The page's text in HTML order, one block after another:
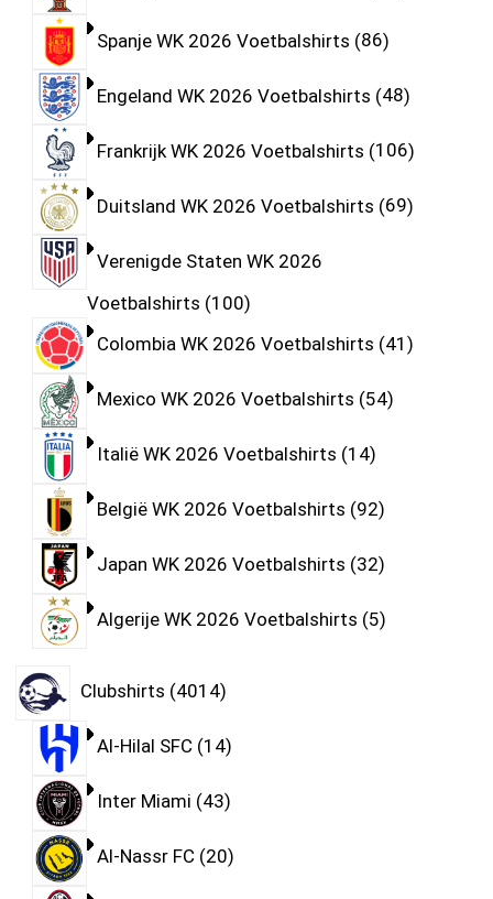
Spanje WK 2026 Voetbalshirts 86
Engeland WK 2026 Voetbalshirts 48
Frankrijk WK 2026 Voetbalshirts 106
Duitsland WK 2026 Voetbalshirts 69
Verenigde Staten WK 2026
Voetbalshirts 100
Colombia WK 2026 Voetbalshirts 41
Mexico WK 2026 Voetbalshirts 54
Italië WK 2026 Voetbalshirts 14
België WK 2026 Voetbalshirts 92
Japan WK 2026 Voetbalshirts 32
Algerije WK 2026 Voetbalshirts 5
Clubshirts 4014
Al-Hilal SFC 14
Inter Miami 43
Al-Nassr FC 20